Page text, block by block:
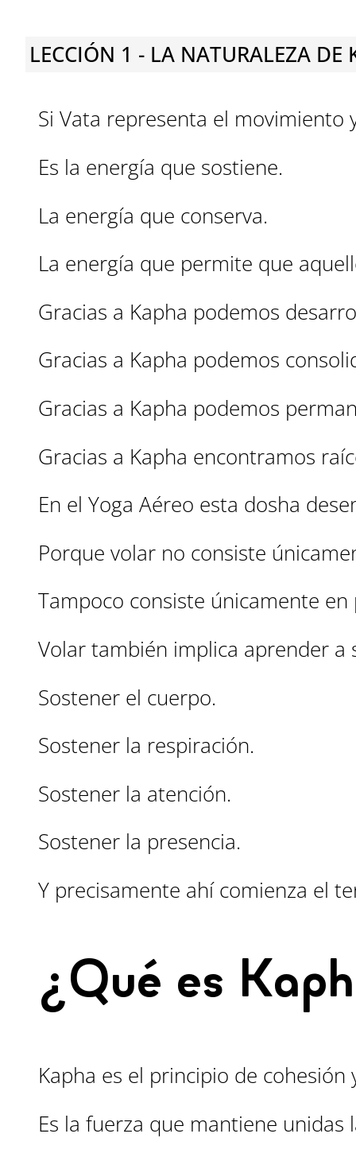
LECCIÓN 1 - LA NATURALEZA DE
Si Vata representa el
Es la energía que sostiene.
La energía que conserva.
La energía que permite que
Gracias a Kapha podemos
Gracias a Kapha podemos
Gracias a Kapha podemos
Gracias a Kapha encontramos
En el Yoga Aéreo esta dosha
Porque volar no consiste
Tampoco consiste únicamente en
Volar también implica aprender a
Sostener el cuerpo.
Sostener la respiración.
Sostener la atención.
Sostener la presencia.
Y precisamente ahí comienza el
¿Qué es
Kapha es el principio de cohesión
Es la fuerza que mantiene unidas